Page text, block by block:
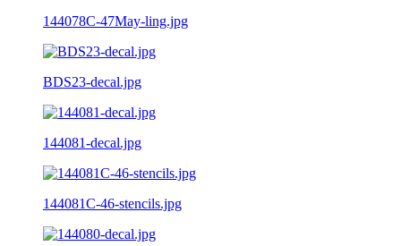
144078C-47May-ling.jpg
BDS23-decal.jpg
144081-decal.jpg
144081C-46-stencils.jpg